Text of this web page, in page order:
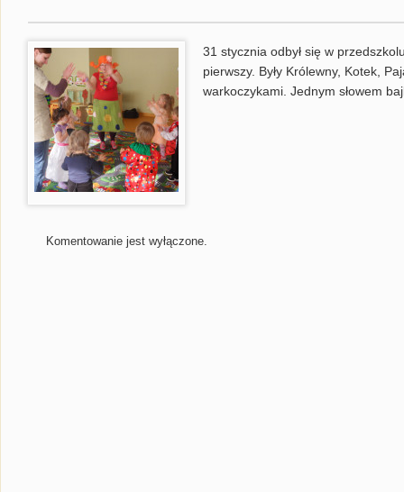
31 stycznia odbył się w
pierwszy. Były Królewny, Kotek,
warkoczykami. Jednym słowem
Komentowanie jest wyłączone.